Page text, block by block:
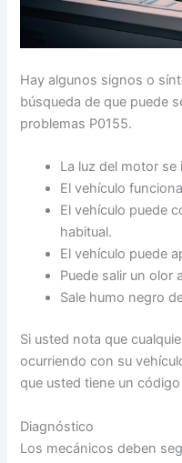
Hay algunos signos o
búsqueda de que puede
problemas P0155.
La luz del motor se
El vehículo
El vehículo puede
habitual.
El vehículo puede
Puede salir un olor
Sale humo negro
Si usted nota que
ocurriendo con su
que usted tiene un
Diagnóstico
Los mecánicos deben